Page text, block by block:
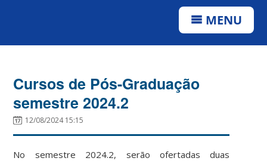
MENU
Cursos de Pós-Graduação
semestre 2024.2
12/08/2024 15:15
No semestre 2024.2, serão ofertadas duas